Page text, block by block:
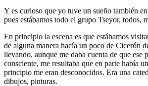
Y es curioso que yo tuve un sueño también
pues estábamos todo el grupo Tseyor, todos,
En principio la escena es que estábamos
de alguna manera hacía un poco de Cicerón
llevando, aunque me daba cuenta de que ese
consciente, me resultaba que en parte había
principio me eran desconocidos. Era una
dibujos, pinturas.